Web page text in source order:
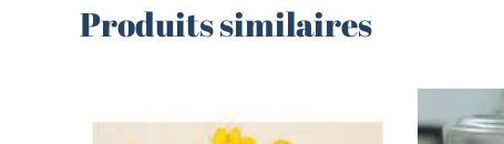
Produits similaires